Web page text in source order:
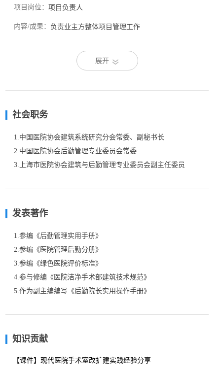
项目岗位： 项目负责人
内容/成果： 负责业主方整体项目管理工作
展开
社会职务
1.中国医院协会建筑系统研究分会常委、副秘书长
2.中国医院协会后勤管理专业委员会常委
3.上海市医院协会建筑与后勤管理专业委员会副主任委员
发表著作
1.参编《后勤管理实用手册》
2.参编《医院管理后勤分册》
3.参编《绿色医院评价标准》
4.参与修编《医院洁净手术部建筑技术规范》
5.作为副主编编写《后勤院长实用操作手册》
知识贡献
【课件】现代医院手术室改扩建实践经验分享